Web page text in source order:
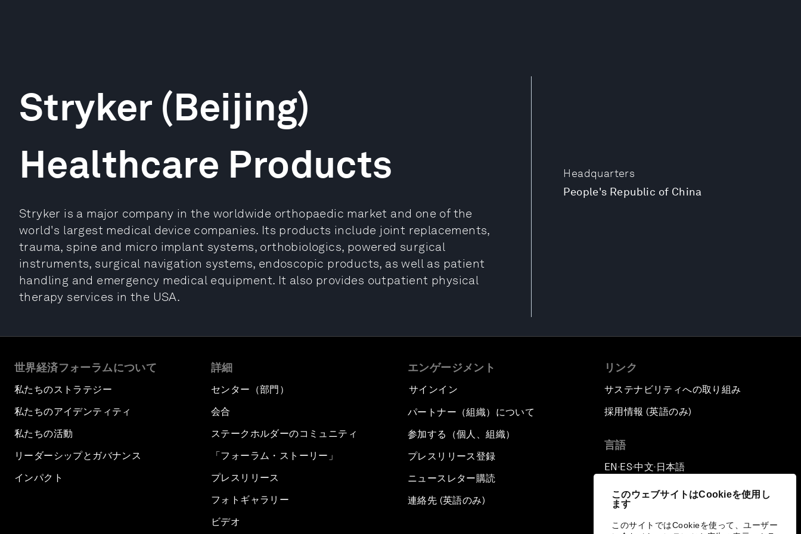
このウェブサイトはCookieを使用し
ます
このサイトではCookieを使って、ユーザー
Headquarters
People's Republic of China
Stryker (Beijing)
Healthcare Products
Stryker is a major company in the worldwide orthopaedic market and one of the
world's largest medical device companies. Its products include joint replacements,
trauma, spine and micro implant systems, orthobiologics, powered surgical
instruments, surgical navigation systems, endoscopic products, as well as patient
handling and emergency medical equipment. It also provides outpatient physical
therapy services in the USA.
世界経済フォーラムについて
私たちのストラテジー
私たちのアイデンティティ
私たちの活動
リーダーシップとガバナンス
インパクト
詳細
センター（部門）
会合
ステークホルダーのコミュニティ
「フォーラム・ストーリー」
プレスリリース
フォトギャラリー
ビデオ
エンゲージメント
サインイン
パートナー（組織）について
参加する（個人、組織）
プレスリリース登録
ニュースレター購読
連絡先 (英語のみ)
リンク
サステナビリティへの取り組み
採用情報 (英語のみ)
言語
EN ▪ES▪中文▪ 日本語